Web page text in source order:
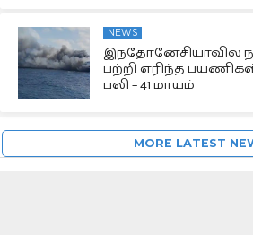
NEWS
இந்தோனேசியாவில்
பற்றி எரிந்த பயணிகள்
பலி – 41 மாயம்
MORE LATEST